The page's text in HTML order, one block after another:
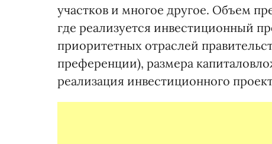
участков и многое другое. Объем
где реализуется инвестиционный
приоритетных отраслей
преференции), размера
реализация инвестиционного